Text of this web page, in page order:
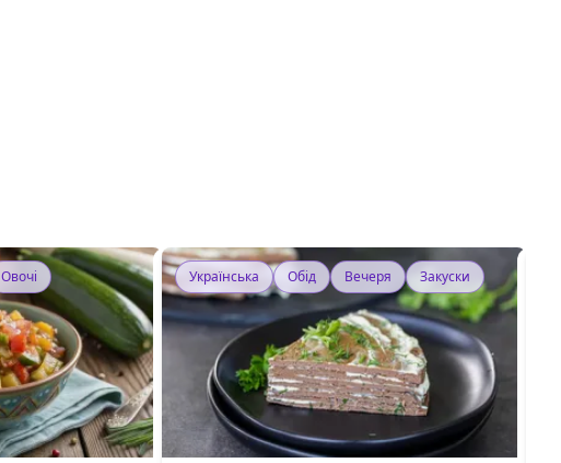
Овочі
Українська Обід Вечеря Закуски